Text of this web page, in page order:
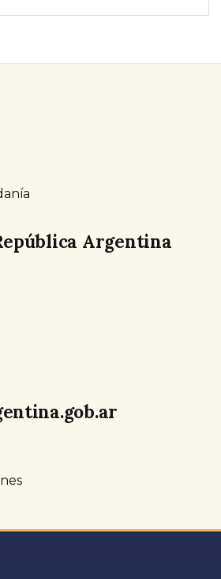
Argentina